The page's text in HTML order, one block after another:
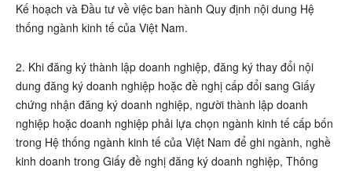
Kế hoạch và Đầu tư về việc ban hành Quy định nội dung Hệ
thống ngành kinh tế của Việt Nam.
2. Khi đăng ký thành lập doanh nghiệp, đăng ký thay đổi nội
dung đăng ký doanh nghiệp hoặc đề nghị cấp đổi sang Giấy
chứng nhận đăng ký doanh nghiệp, người thành lập doanh
nghiệp hoặc doanh nghiệp phải lựa chọn ngành kinh tế cấp bốn
trong Hệ thống ngành kinh tế của Việt Nam để ghi ngành, nghề
kinh doanh trong Giấy đề nghị đăng ký doanh nghiệp, Thông